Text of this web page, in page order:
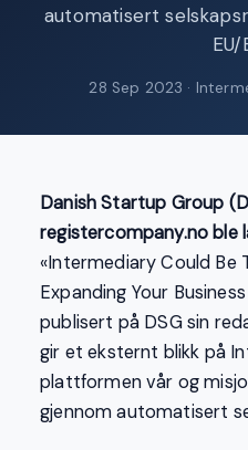
automatisert
28 Sep 2023 ·
Danish Startup Group
registercompany.no ble
«Intermediary Could Be
Expanding Your
publisert på DSG sin
gir et eksternt blikk på
plattformen vår og
gjennom automatisert